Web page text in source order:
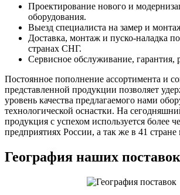
Проектирование нового и
оборудования.
Выезд специалиста на замер и
Доставка, монтаж и пуско-наладка
странах СНГ.
Сервисное обслуживание, гарантия,
Постоянное пополнение ассортимента и
представленной продукции позволяет
уровень качества предлагаемого нами
технологической оснастки. На
продукция с успехом используется более
предприятиях России, а так же в 41 стране
География наших поставок